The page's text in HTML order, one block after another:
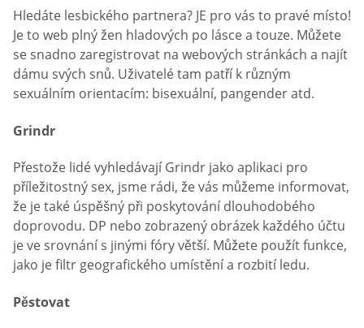
Hledáte lesbického partnera? JE pro vás to pravé místo!
Je to web plný žen hladových po lásce a touze. Můžete
se snadno zaregistrovat na webových stránkách a najít
dámu svých snů. Uživatelé tam patří k různým
sexuálním orientacím: bisexuální, pangender atd.
Grindr
Přestože lidé vyhledávají Grindr jako aplikaci pro
příležitostný sex, jsme rádi, že vás můžeme informovat,
že je také úspěšný při poskytování dlouhodobého
doprovodu. DP nebo zobrazený obrázek každého účtu
je ve srovnání s jinými fóry větší. Můžete použít funkce,
jako je filtr geografického umístění a rozbití ledu.
Pěstovat